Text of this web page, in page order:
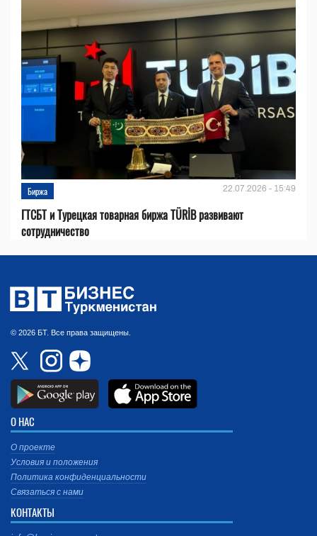
Биржа 22.07.2026 - 15:49
ГТСБТ и Турецкая товарная биржа TÜRİB развивают
сотрудничество
© 2026 БТ. Все права защищены.
О НАС
О проекте
Условия и положения
Политика конфиденциальности
Связаться с нами
КОНТАКТЫ